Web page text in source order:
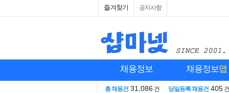
즐겨찾기 공지사항
채용정보 채용정보맵
총 채용건 31,086 건 당일등록 채용건 405 건